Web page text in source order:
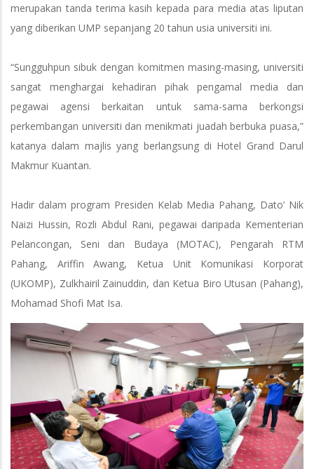
merupakan tanda terima kasih kepada para media atas liputan
yang diberikan UMP sepanjang 20 tahun usia universiti ini.
“Sungguhpun sibuk dengan komitmen masing-masing, universiti
sangat menghargai kehadiran pihak pengamal media dan
pegawai agensi berkaitan untuk sama-sama berkongsi
perkembangan universiti dan menikmati juadah berbuka puasa,”
katanya dalam majlis yang berlangsung di Hotel Grand Darul
Makmur Kuantan.
Hadir dalam program Presiden Kelab Media Pahang, Dato’ Nik
Naizi Hussin, Rozli Abdul Rani, pegawai daripada Kementerian
Pelancongan, Seni dan Budaya (MOTAC), Pengarah RTM
Pahang, Ariffin Awang, Ketua Unit Komunikasi Korporat
(UKOMP), Zulkhairil Zainuddin, dan Ketua Biro Utusan (Pahang),
Mohamad Shofi Mat Isa.